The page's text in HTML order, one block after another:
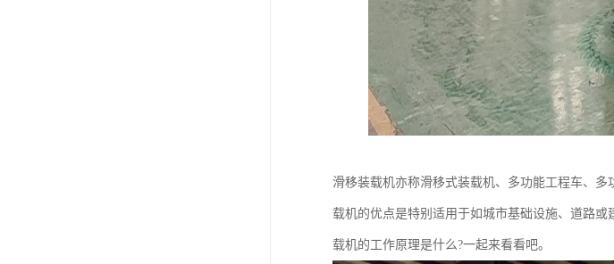
滑移装载机亦称滑移式装载机、多功能工程车、
载机的优点是特别适用于如城市基础设施、道路
载机的工作原理是什么?一起来看看吧。